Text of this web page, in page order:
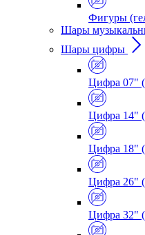
Фигуры
Шары
Шары цифры
Цифра 07"
Цифра 14"
Цифра 18"
Цифра 26"
Цифра 32"